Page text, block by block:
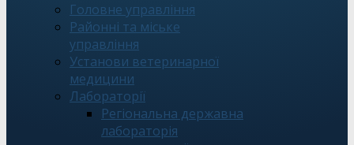
Головне управління
Районні та міське
управління
Установи ветеринарної
медицини
Лабораторії
Регіональна державна
лабораторія